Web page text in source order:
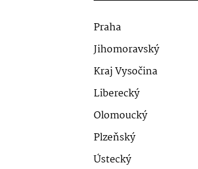
Praha
Jihomoravský
Kraj Vysočina
Liberecký
Olomoucký
Plzeňský
Ústecký